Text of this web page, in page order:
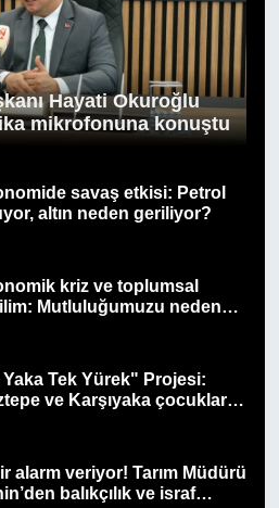
Hayati Okuroğlu
mikrofonuna konuştu
savaş etkisi: Petrol
altın neden geriliyor?
kriz ve toplumsal
Mutluluğumuzu neden
Tek Yürek" Projesi:
ve Karşıyaka çocuklar
alarm veriyor! Tarım Müdürü
balıkçılık ve israf